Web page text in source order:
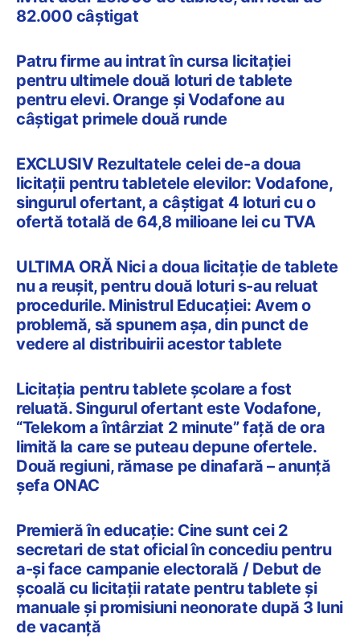
82.000 câștigat
Patru firme au intrat în cursa licitației
pentru ultimele două loturi de tablete
pentru elevi. Orange și Vodafone au
câștigat primele două runde
EXCLUSIV Rezultatele celei de-a doua
licitații pentru tabletele elevilor: Vodafone,
singurul ofertant, a câștigat 4 loturi cu o
ofertă totală de 64,8 milioane lei cu TVA
ULTIMA ORĂ Nici a doua licitație de tablete
nu a reușit, pentru două loturi s-au reluat
procedurile. Ministrul Educației: Avem o
problemă, să spunem așa, din punct de
vedere al distribuirii acestor tablete
Licitația pentru tablete școlare a fost
reluată. Singurul ofertant este Vodafone,
“Telekom a întârziat 2 minute” față de ora
limită la care se puteau depune ofertele.
Două regiuni, rămase pe dinafară – anunță
șefa ONAC
Premieră în educație: Cine sunt cei 2
secretari de stat oficial în concediu pentru
a-și face campanie electorală / Debut de
școală cu licitații ratate pentru tablete și
manuale și promisiuni neonorate după 3 luni
de vacanță